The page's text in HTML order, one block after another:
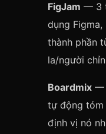
FigJam — 3
dụng
thành phần
la/người
Boardmix —
tự động tóm
định vị nó